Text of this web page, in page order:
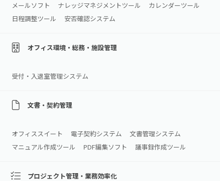
メールソフト
ナレッジマネジメントツール
カレンダーツール
日程調整ツール
安否確認システム
オフィス環境・総務・施設管理
受付・入退室管理システム
文書・契約管理
オフィススイート 電子契約システム
文書管理システム
マニュアル作成ツール
PDF編集ソフト 議事録作成ツール
プロジェクト管理・業務効率化